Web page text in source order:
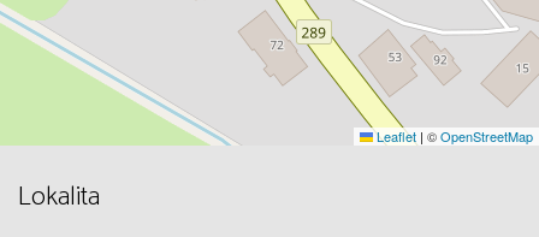
Leaflet | ©OpenStreetMap
Lokalita